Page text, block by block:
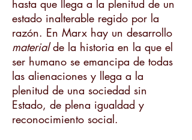
hasta que llega a la plenitud de un
estado inalterable regido por la
razón. En Marx hay un desarrollo
materialde la historia en la que el
ser humano se emancipa de todas
las alienaciones y llega a la
plenitud de una sociedad sin
Estado, de plena igualdad y
reconocimiento social.